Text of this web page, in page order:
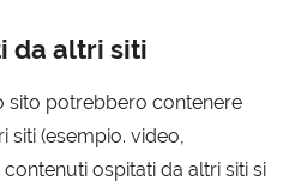
da altri siti
sito potrebbero contenere
siti (esempio. video,
ospitati da altri siti si